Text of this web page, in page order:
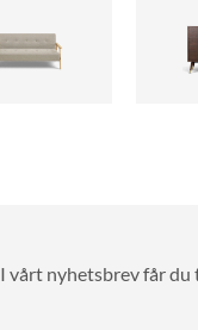
I vårt nyhetsbrev får du